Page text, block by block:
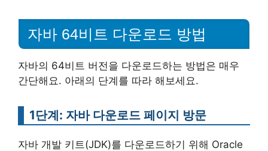
자바 64비트 다운로드 방법
자바의 64비트 버전을 다운로드하는 방법은 매우
간단해요. 아래의 단계를 따라 해보세요.
1단계: 자바 다운로드 페이지 방문
자바 개발 키트(JDK)를 다운로드하기 위해 Oracle